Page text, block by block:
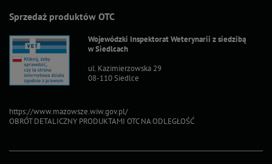
Sprzedaż produktów OTC
Wojewódzki Inspektorat Weterynarii z siedzibą
w Siedlcach
ul. Kazimierzowska 29
08-110 Siedlce
https://www.mazowsze.wiw.gov.pl/
OBRÓT DETALICZNY PRODUKTAMI OTC NA ODLEGŁOŚĆ